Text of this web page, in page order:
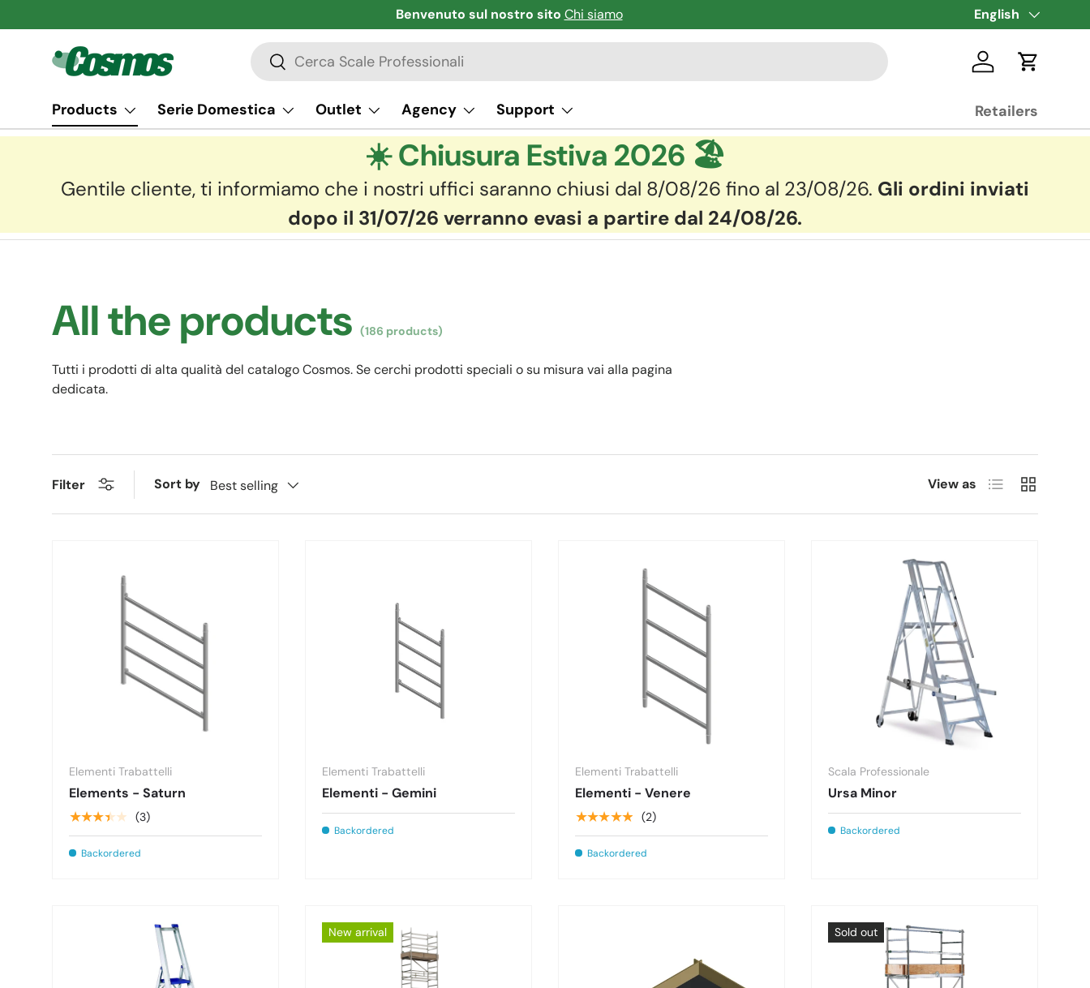
Skip to content
Benvenuto sul nostro sito Chi siamo Language
English
Search
Search Log in Cart
Products
Serie Domestica Outlet Agency Support Retailers
☀️ Chiusura Estiva 2026 🏖️
Gentile cliente, ti informiamo che i nostri uffici saranno chiusi dal 8/08/26 fino al 23/08/26. Gli ordini inviati
dopo il 31/07/26 verranno evasi a partire dal 24/08/26.
All the products (186 products)
Tutti i prodotti di alta qualità del catalogo Cosmos. Se cerchi prodotti speciali o su misura vai alla pagina
dedicata.
Filter Sort by Best selling View as List Grid
Elementi Trabattelli
Elements - Saturn
★★★★★ (3)
Backordered
Elementi Trabattelli
Elementi - Gemini
Backordered
Elementi Trabattelli
Elementi - Venere
★★★★★ (2)
Backordered
Scala Professionale
Ursa Minor
Backordered
New arrival Sold out